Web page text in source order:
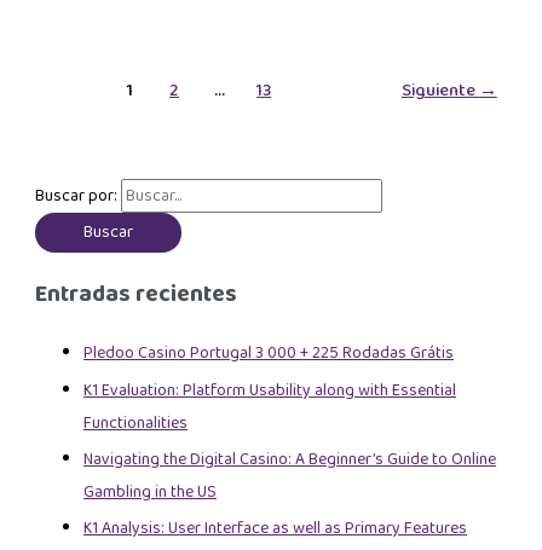
1 2 … 13 Siguiente→
Buscar por:
Entradas recientes
Pledoo Casino Portugal 3 000 + 225 Rodadas Grátis
K1 Evaluation: Platform Usability along with Essential
Functionalities
Navigating the Digital Casino: A Beginner’s Guide to Online
Gambling in the US
K1 Analysis: User Interface as well as Primary Features